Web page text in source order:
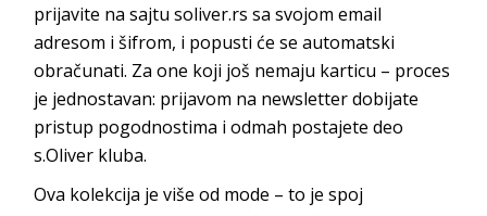
prijavite na sajtu soliver.rs sa svojom email
adresom i šifrom, i popusti će se automatski
obračunati. Za one koji još nemaju karticu – proces
je jednostavan: prijavom na newsletter dobijate
pristup pogodnostima i odmah postajete deo
s.Oliver kluba.
Ova kolekcija je više od mode – to je spoj